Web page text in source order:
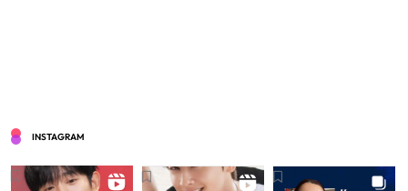
INSTAGRAM